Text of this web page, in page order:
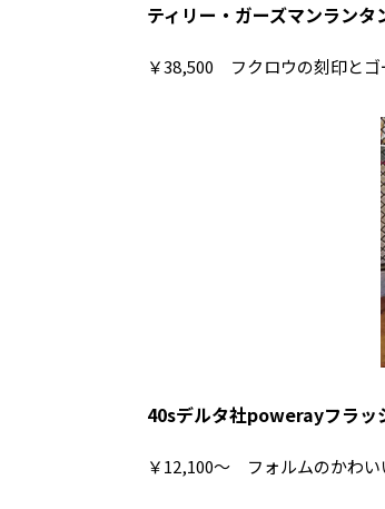
ティリー・ガーズマンラン
￥38,500 フクロウの刻印とゴ
40sデルタ社powerayフラッ
￥12,100〜 フォルムのかわい